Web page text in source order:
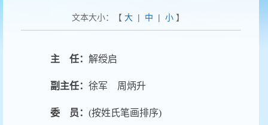
文本大小：【 大| 中 | 小】
主 任： 解绶启
副主任： 徐军 周炳升
委 员： (按姓氏笔画排序)